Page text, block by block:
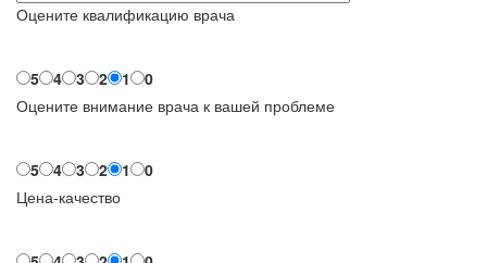
Оцените квалификацию врача
5 4 3 2 1
0
Оцените внимание врача к вашей проблеме
5 4 3 2 1
0
Цена-качество